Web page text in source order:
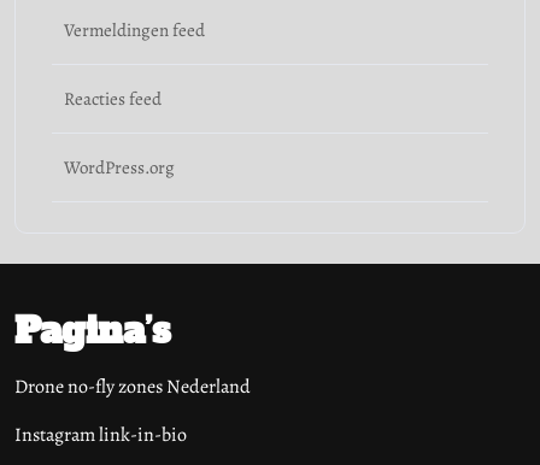
Vermeldingen feed
Reacties feed
WordPress.org
Pagina’s
Drone no-fly zones Nederland
Instagram link-in-bio